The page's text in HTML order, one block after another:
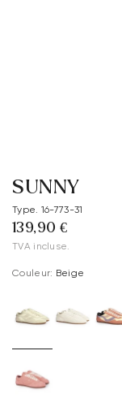
SUNNY
Type. 16-773-31
139,90 €
TVA incluse.
Couleur: Beige